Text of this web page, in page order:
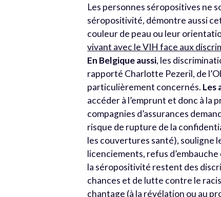
Les personnes séropositives ne
séropositivité, démontre aussi
couleur de peau ou leur
vivant avec le VIH face aux
En Belgique aussi, les
rapporté Charlotte Pezeril, de
particulièrement concernés. Les
accéder à l’emprunt et donc à la
compagnies d’assurances
risque de rupture de la
les couvertures santé), souligne
licenciements, refus
la séropositivité restent des
chances et de lutte contre le
chantage (à la révélation ou au